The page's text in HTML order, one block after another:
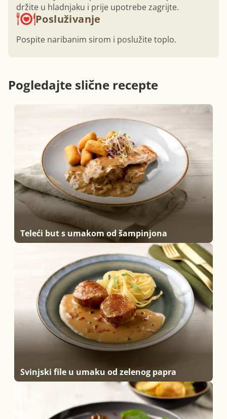
držite u hladnjaku i prije upotrebe zagrijte.
Posluživanje
Pospite naribanim sirom i poslužite toplo.
Pogledajte slične recepte
Teleći but s umakom od šampinjona
Svinjski file u umaku od zelenog papra